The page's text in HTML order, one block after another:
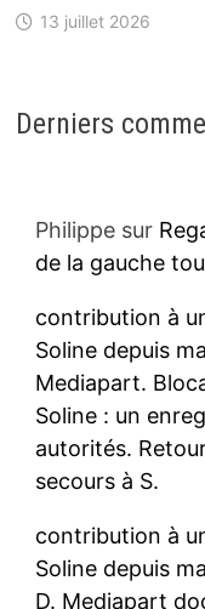
13 juillet 2026
Derniers
Philippesur
de la gauche
contribution à
Soline depuis
Mediapart.
Soline : un
autorités.
secours à S.
contribution à
Soline depuis
D. Mediapart